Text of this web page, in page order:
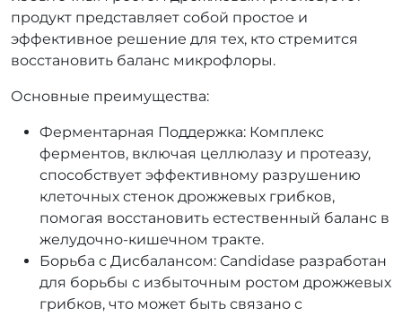
продукт представляет собой простое и
эффективное решение для тех, кто стремится
восстановить баланс микрофлоры.
Основные преимущества:
Ферментарная Поддержка: Комплекс
ферментов, включая целлюлазу и протеазу,
способствует эффективному разрушению
клеточных стенок дрожжевых грибков,
помогая восстановить естественный баланс в
желудочно-кишечном тракте.
Борьба с Дисбалансом: Candidase разработан
для борьбы с избыточным ростом дрожжевых
грибков, что может быть связано с